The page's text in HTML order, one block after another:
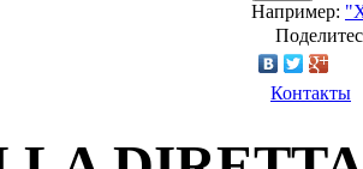
Например:
Контакты